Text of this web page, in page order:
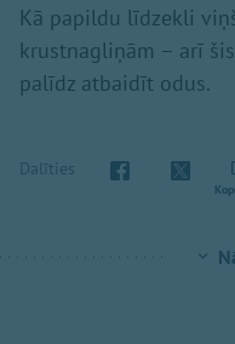
Kā papildu līdzekli
krustnagliņām – arī
palīdz atbaidīt odus.
Dalīties